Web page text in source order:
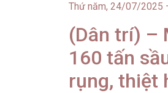
Thứ năm, 24/07/2025
(Dân trí) –
160 tấn
rụng, thiệt